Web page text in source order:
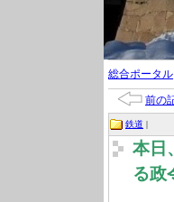
総合ポータル
前の
鉄道 |
本日
る政